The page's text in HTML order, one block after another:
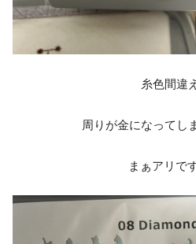
糸色間違
周りが金になってし
まぁアリで